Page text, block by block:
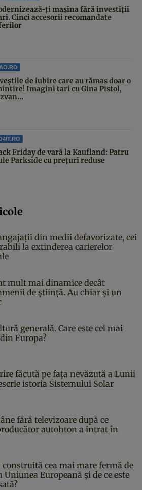
ți mașina fără investiții
Cinci accesorii recomandate
de iubire care au rămas doar o
Imagini tari cu Gina Pistol,
Friday de vară la Kaufland: Patru
Parkside cu prețuri reduse
din medii defavorizate, cei
la extinderea carierelor
mult mai dinamice decât
de știință. Au chiar și un
generală. Care este cel mai
Europa?
făcută pe fața nevăzută a Lunii
istoria Sistemului Solar
fără televizoare după ce
autohton a intrat în
cea mai mare fermă de
Europeană și de ce este